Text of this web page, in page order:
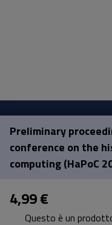
Preliminary
conference on the
computing (HaPoC
4,99 €
Questo è un
Pisa
P.I.